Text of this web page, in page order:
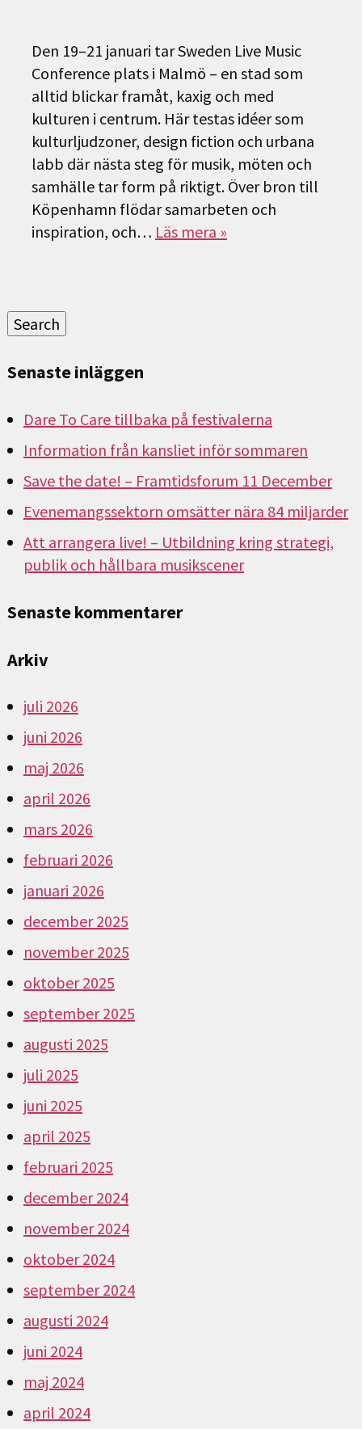
Den 19–21 januari tar Sweden Live Music
Conference plats i Malmö – en stad som
alltid blickar framåt, kaxig och med
kulturen i centrum. Här testas idéer som
kulturljudzoner, design fiction och urbana
labb där nästa steg för musik, möten och
samhälle tar form på riktigt. Över bron till
Köpenhamn flödar samarbeten och
inspiration, och… Läs mera »
Search
Senaste inläggen
Dare To Care tillbaka på festivalerna
Information från kansliet inför sommaren
Save the date! – Framtidsforum 11 December
Evenemangssektorn omsätter nära 84 miljarder
Att arrangera live! – Utbildning kring strategi,
publik och hållbara musikscener
Senaste kommentarer
Arkiv
juli 2026
juni 2026
maj 2026
april 2026
mars 2026
februari 2026
januari 2026
december 2025
november 2025
oktober 2025
september 2025
augusti 2025
juli 2025
juni 2025
april 2025
februari 2025
december 2024
november 2024
oktober 2024
september 2024
augusti 2024
juni 2024
maj 2024
april 2024